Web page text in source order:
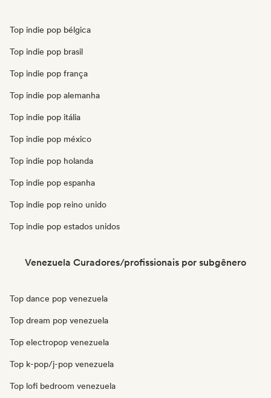
Top indie pop bélgica
Top indie pop brasil
Top indie pop frança
Top indie pop alemanha
Top indie pop itália
Top indie pop méxico
Top indie pop holanda
Top indie pop espanha
Top indie pop reino unido
Top indie pop estados unidos
Venezuela Curadores/profissionais por subgênero
Top dance pop venezuela
Top dream pop venezuela
Top electropop venezuela
Top k-pop/j-pop venezuela
Top lofi bedroom venezuela